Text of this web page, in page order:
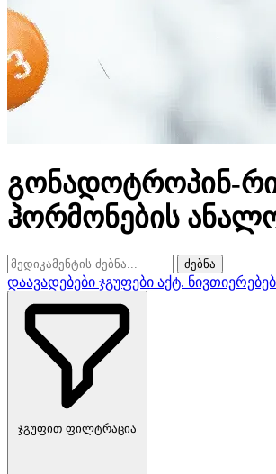
გონადოტროპინ-
ჰორმონების
ძებნა
დაავადებები ჯგუფები აქტ.
ჯგუფით ფილტრაცია